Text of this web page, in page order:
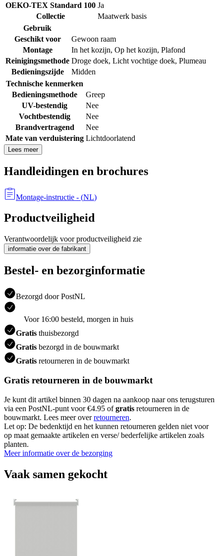
OEKO-TEX Standard 100 Ja
Collectie
Maatwerk basis
Gebruik
Geschikt voor
Gewoon raam
Montage
In het kozijn, Op het kozijn, Plafond
Reinigingsmethode Droge doek, Licht vochtige doek, Plumeau
Bedieningszijde
Midden
Technische kenmerken
Bedieningsmethode
Greep
UV-bestendig
Nee
Vochtbestendig
Nee
Brandvertragend
Nee
Mate van verduistering Lichtdoorlatend
Lees meer
Handleidingen en brochures
Montage-instructie - (NL)
Productveiligheid
Verantwoordelijk voor productveiligheid zie
informatie over de fabrikant
Bestel- en bezorginformatie
Bezorgd door PostNL
Voor 16:00 besteld, morgen in huis
Gratis thuisbezorgd
Gratis bezorgd in de bouwmarkt
Gratis retourneren in de bouwmarkt
Gratis retourneren in de bouwmarkt
Je kunt dit artikel binnen 30 dagen na aankoop naar ons terugsturen
via een PostNL-punt voor €4.95 ofgratis retourneren in de
bouwmarkt. Lees meer overretourneren.
Let op: De bedenktijd en het kunnen retourneren gelden niet voor
op maat gemaakte artikelen en verse/ bederfelijke artikelen zoals
planten.
Meer informatie over de bezorging
Vaak samen gekocht